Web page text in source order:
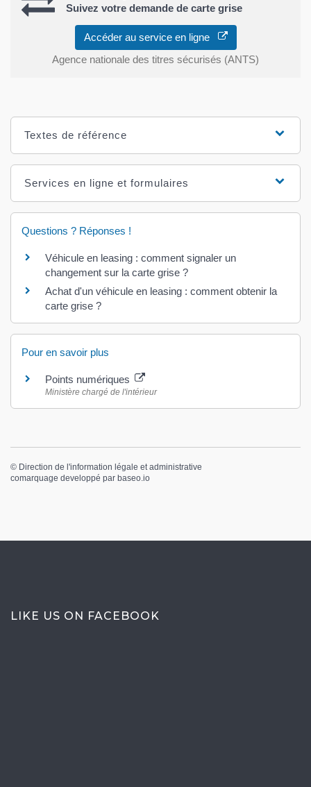
Suivez votre demande de carte grise
Accéder au service en ligne
Agence nationale des titres sécurisés (ANTS)
Textes de référence
Services en ligne et formulaires
Questions ? Réponses !
Véhicule en leasing : comment signaler un
changement sur la carte grise ?
Achat d'un véhicule en leasing : comment obtenir la
carte grise ?
Pour en savoir plus
Points numériques
Ministère chargé de l'intérieur
© Direction de l'information légale et administrative
comarquage developpé par baseo.io
LIKE US ON FACEBOOK